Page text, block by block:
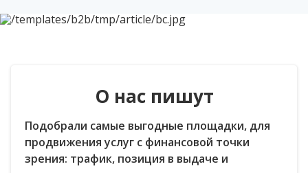
сотрудников данной компании. Спасибо
за вашу работу, желаю успехов и
О нас пишут
Подобрали самые выгодные площадки, для
продвижения услуг с финансовой точки
зрения: трафик, позиция в выдаче и